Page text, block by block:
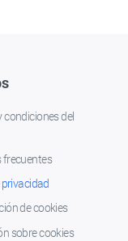
condiciones del
frecuentes
de cookies
sobre cookies